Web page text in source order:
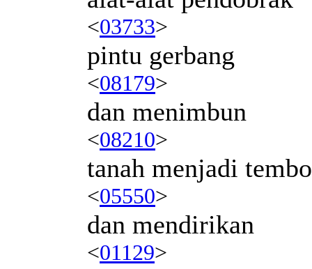
<03733>
pintu gerbang
<08179>
dan menimbun
<08210>
tanah menjadi
<05550>
dan mendirikan
<01129>